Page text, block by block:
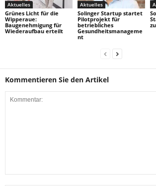
Aktuelles
Grünes Licht für die
Wipperaue:
Baugenehmigung für
Wiederaufbau erteilt
Aktuelles
Solinger Startup startet
Pilotprojekt für
betriebliches
Gesundheitsmanageme
nt
Kommentieren Sie den Artikel